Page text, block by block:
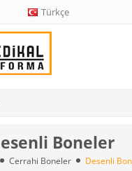
Türkçe
Boneler
Cerrahi Boneler Desenli